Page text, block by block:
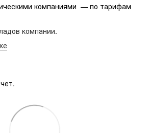
компаниями — по тарифам
компании.